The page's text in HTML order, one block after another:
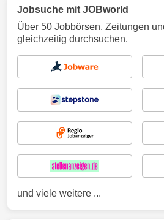
Jobsuche mit JOBworld
Über 50 Jobbörsen, Zeitungen
gleichzeitig durchsuchen.
und viele weitere ...